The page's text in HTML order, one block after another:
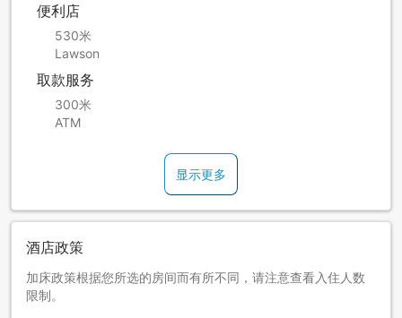
便利店
530米
Lawson
取款服务
300米
ATM
显示更多
酒店政策
加床政策根据您所选的房间而有所不同，请注意查看入住人数
限制。